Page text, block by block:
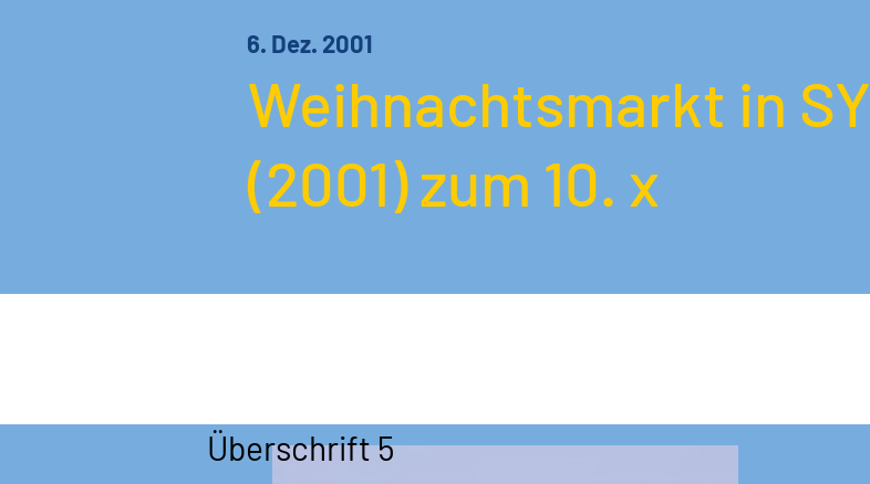
6. Dez. 2001
Weihnachtsmarkt in SY
(2001) zum 10. x
Überschrift 5